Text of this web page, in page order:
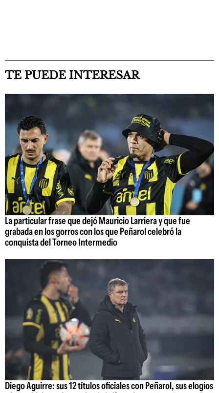
TE PUEDE INTERESAR
La particular frase que dejó Mauricio Larriera y que fue
grabada en los gorros con los que Peñarol celebró la
conquista del Torneo Intermedio
Diego Aguirre: sus 12 títulos oficiales con Peñarol, sus elogios